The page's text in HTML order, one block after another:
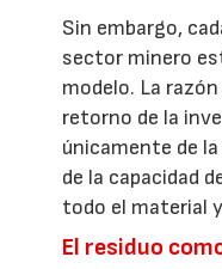
Sin embargo,
sector minero
modelo. La
retorno de la
únicamente de
de la capacidad
todo el material
El residuo